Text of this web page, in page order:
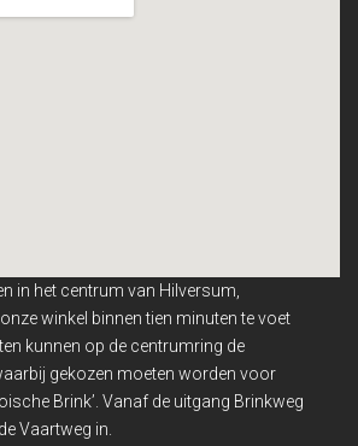
in het centrum van Hilversum,
winkel binnentien minuten te voet
kunnen op de centrumring de
gekozen moeten worden voor
Brink’. Vanaf de uitgang Brinkweg
Vaartweg in.